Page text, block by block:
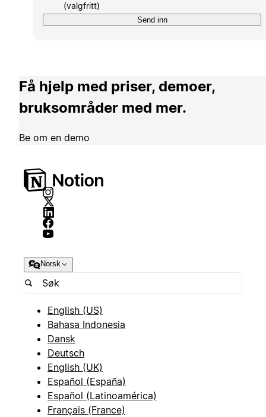
(valgfritt)
Send inn
Få hjelp med priser, demoer,
bruksområder med mer.
Be om en demo
Norsk
English (US)
Bahasa Indonesia
Dansk
Deutsch
English (UK)
Español (España)
Español (Latinoamérica)
Français (France)